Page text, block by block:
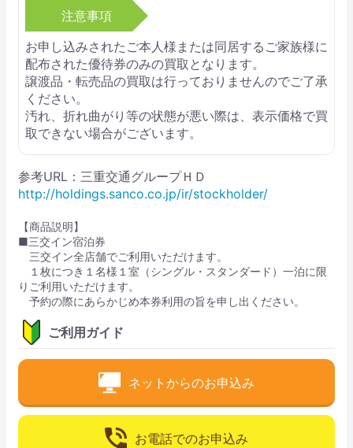
注意事項
お申し込みされたご本人様または同居するご家族様に
配布された優待券のみの買取となります。
譲渡品・転売品の買取は行っておりませんのでご了承
ください。
汚れ、折れ曲がり等の状態が悪い際は、表示価格で買
取できない場合がございます。
参考URL：三重交通グループＨＤ
http://holdings.sanco.co.jp/ir/stockholder/
【商品説明】
■三交イン宿泊券
三交イン全店舗でご利用いただけます。
１枚につき１名様１室（シングル・スタンダード）一泊に限
りご利用いただけます。
予約の際にあらかじめ本券利用の旨を申し出ください。
ご利用ガイド
ネットからのお申込み
お電話でのお申込み